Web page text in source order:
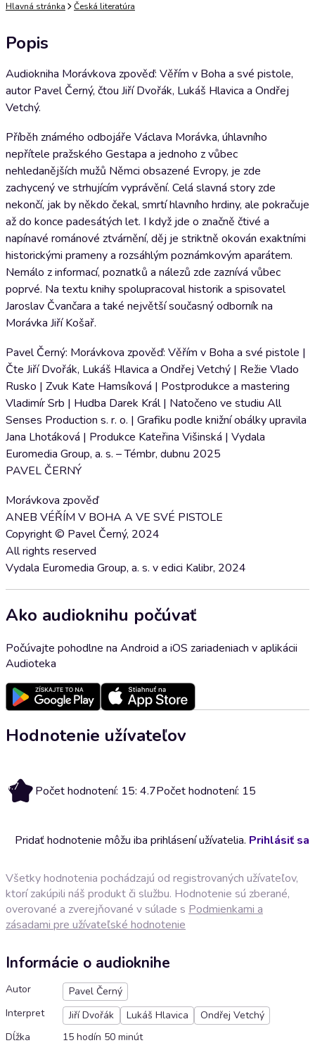
Hlavná stránka Česká literatúra
Popis
Audiokniha Morávkova zpověď: Věřím v Boha a své pistole,
autor Pavel Černý, čtou Jiří Dvořák, Lukáš Hlavica a Ondřej
Vetchý.
Příběh známého odbojáře Václava Morávka, úhlavního
nepřítele pražského Gestapa a jednoho z vůbec
nehledanějších mužů Němci obsazené Evropy, je zde
zachycený ve strhujícím vyprávění. Celá slavná story zde
nekončí, jak by někdo čekal, smrtí hlavního hrdiny, ale pokračuje
až do konce padesátých let. I když jde o značně čtivé a
napínavé románové ztvárnění, děj je striktně okován exaktními
historickými prameny a rozsáhlým poznámkovým aparátem.
Nemálo z informací, poznatků a nálezů zde zaznívá vůbec
poprvé. Na textu knihy spolupracoval historik a spisovatel
Jaroslav Čvančara a také největší současný odborník na
Morávka Jiří Košař.
Pavel Černý: Morávkova zpověď: Věřím v Boha a své pistole |
Čte Jiří Dvořák, Lukáš Hlavica a Ondřej Vetchý | Režie Vlado
Rusko | Zvuk Kate Hamsíková | Postprodukce a mastering
Vladimír Srb | Hudba Darek Král | Natočeno ve studiu All
Senses Production s. r. o. | Grafiku podle knižní obálky upravila
Jana Lhotáková | Produkce Kateřina Višinská | Vydala
Euromedia Group, a. s. – Témbr, dubnu 2025
PAVEL ČERNÝ
Morávkova zpověď
ANEB VÉŘÍM V BOHA A VE SVÉ PISTOLE
Copyright © Pavel Černý, 2024
All rights reserved
Vydala Euromedia Group, a. s. v edici Kalibr, 2024
Ako audioknihu počúvať
Počúvajte pohodlne na Android a iOS zariadeniach v aplikácii
Audioteka
Hodnotenie užívateľov
4.7 Počet hodnotení: 15: 4.7Počet hodnotení: 15
Pridať hodnotenie môžu iba prihlásení užívatelia. Prihlásiť sa
Všetky hodnotenia pochádzajú od registrovaných užívateľov,
ktorí zakúpili náš produkt či službu. Hodnotenie sú zberané,
overované a zverejňované v súlade s Podmienkami a
zásadami pre užívateľské hodnotenie
Informácie o audioknihe
Autor
Pavel Černý
Interpret
Jiří Dvořák Lukáš Hlavica
Ondřej Vetchý
Dĺžka
15 hodín 50 minút